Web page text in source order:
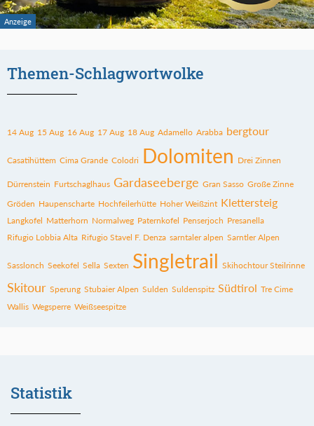
Themen-Schlagwortwolke
14 Aug 15 Aug 16 Aug 17 Aug 18 Aug Adamello Arabba bergtour
Casatihüttem Cima Grande Colodri Dolomiten Drei Zinnen
Dürrenstein Furtschaglhaus Gardaseeberge Gran Sasso Große Zinne
Gröden Haupenscharte Hochfeilerhütte Hoher Weißzint Klettersteig
Langkofel Matterhorn Normalweg Paternkofel Penserjoch Presanella
Rifugio Lobbia Alta Rifugio Stavel F. Denza sarntaler alpen Sarntler Alpen
Sasslonch Seekofel Sella Sexten Singletrail Skihochtour Steilrinne
Skitour Sperung Stubaier Alpen Sulden Suldenspitz Südtirol Tre Cime
Wallis Wegsperre Weißseespitze
Statistik